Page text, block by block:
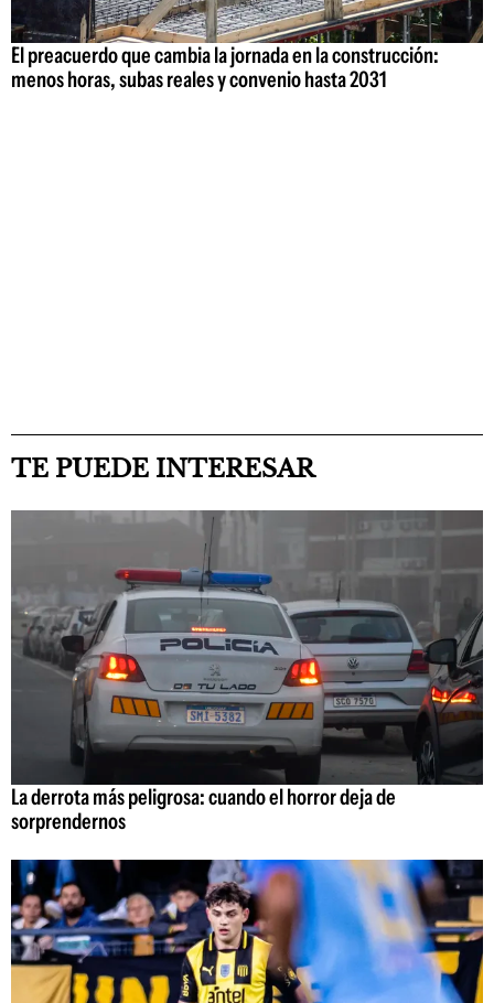
El preacuerdo que cambia la jornada en la construcción:
menos horas, subas reales y convenio hasta 2031
TE PUEDE INTERESAR
La derrota más peligrosa: cuando el horror deja de
sorprendernos